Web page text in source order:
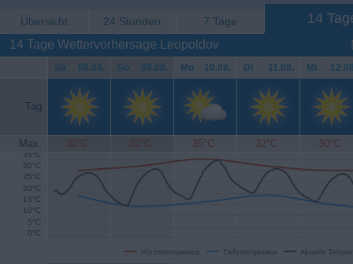
Übersicht 24 Stunden 7 Tage 14
14 Tage Wettervorhersage Leopoldov
Sa. 08.08. So. 09.08. Mo. 10.08. Di. 11.08. Mi.
Tag
Max. 30°C 32°C 35°C 32°C 30°C
Höchsttemperatur Tiefsttemperatur Aktuelle
0°C
5°C
10°C
15°C
20°C
25°C
30°C
35°C